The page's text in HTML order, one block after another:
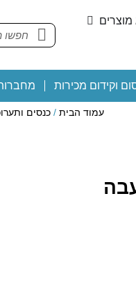
מוצרים
וקידום מכירות
עמוד הבית /כנסים